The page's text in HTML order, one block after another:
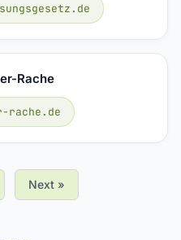
Rache
rache.de
Next »